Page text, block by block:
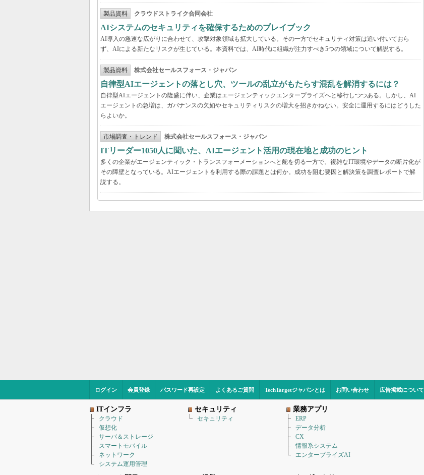
製品資料 クラウドストライク合同会社
AIシステムのセキュリティを確保するためのプレイブック
AI導入の急速な広がりに合わせて、攻撃対象領域も拡大している。その一方でセキュリティ対策は追い付いておら
ず、AIによる新たなリスクが生じている。本資料では、AI時代に組織が注力すべき5つの領域について解説する。
製品資料 株式会社セールスフォース・ジャパン
自律型AIエージェントの落とし穴、ツールの乱立がもたらす混乱を解消するには？
自律型AIエージェントの隆盛に伴い、企業はエージェンティックエンタープライズへと移行しつつある。しかし、AI
エージェントの急増は、ガバナンスの欠如やセキュリティリスクの増大を招きかねない。安全に運用するにはどうした
らよいか。
市場調査・トレンド 株式会社セールスフォース・ジャパン
ITリーダー1050人に聞いた、AIエージェント活用の現在地と成功のヒント
多くの企業がエージェンティック・トランスフォーメーションへと舵を切る一方で、複雑なIT環境やデータの断片化が
その障壁となっている。AIエージェントを利用する際の課題とは何か。成功を阻む要因と解決策を調査レポートで解
説する。
ログイン 会員登録 パスワード再設定 よくあるご質問 TechTargetジャパンとは お問い合わせ 広告掲載について
ITインフラ
クラウド
仮想化
サーバ＆ストレージ
スマートモバイル
ネットワーク
システム運用管理
セキュリティ
セキュリティ
業務アプリ
ERP
データ分析
CX
情報系システム
エンタープライズAI